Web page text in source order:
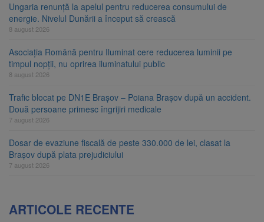
Ungaria renunță la apelul pentru reducerea consumului de
energie. Nivelul Dunării a început să crească
8 august 2026
Asociația Română pentru Iluminat cere reducerea luminii pe
timpul nopții, nu oprirea iluminatului public
8 august 2026
Trafic blocat pe DN1E Brașov – Poiana Brașov după un accident.
Două persoane primesc îngrijiri medicale
7 august 2026
Dosar de evaziune fiscală de peste 330.000 de lei, clasat la
Brașov după plata prejudiciului
7 august 2026
ARTICOLE RECENTE